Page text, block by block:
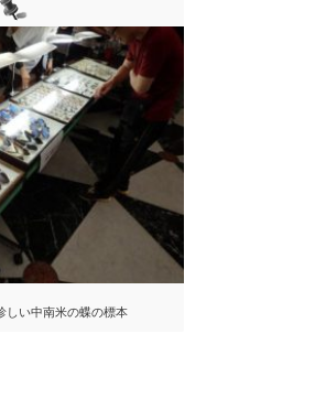
しい中南米の蝶の標本